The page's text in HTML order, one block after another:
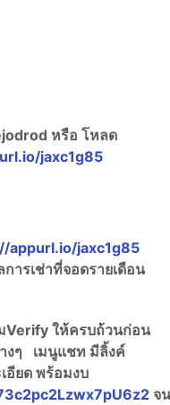
หรือ โหลด
jaxc1g85
appurl.io/jaxc1g85
ารเช่าที่จอดรายเดือน
Verify ให้ครบถ้วนก่อน
งๆ เมนูแชท มีลิ้งค์
อียด พร้อมงบ
จ